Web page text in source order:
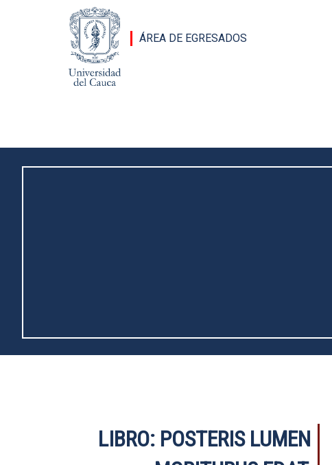
Pasar al contenido principal
ÁREA DE EGRESADOS
LIBRO: POSTERIS LUMEN